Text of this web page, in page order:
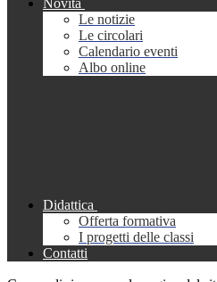
Novità
Le notizie
Le circolari
Calendario eventi
Albo online
Didattica
Offerta formativa
I progetti delle classi
Contatti